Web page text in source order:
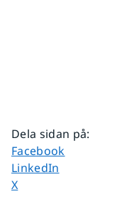
Dela sidan på:
Dela sidan på
Facebook
Dela sidan på
LinkedIn
Dela sidan på
X